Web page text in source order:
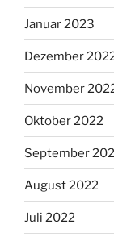
Januar 2023
Dezember
November
Oktober 2022
September
August 2022
Juli 2022